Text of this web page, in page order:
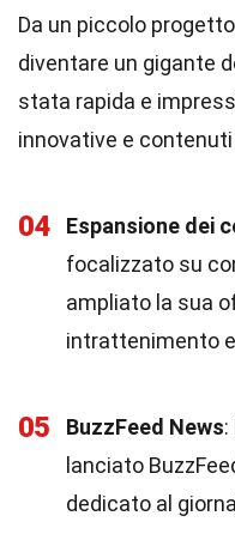
Da un piccolo
diventare un gigante
stata rapida e
innovative e
04 Espansione dei
focalizzato su
ampliato la sua
intrattenimento
05 BuzzFeed News
lanciato
dedicato al